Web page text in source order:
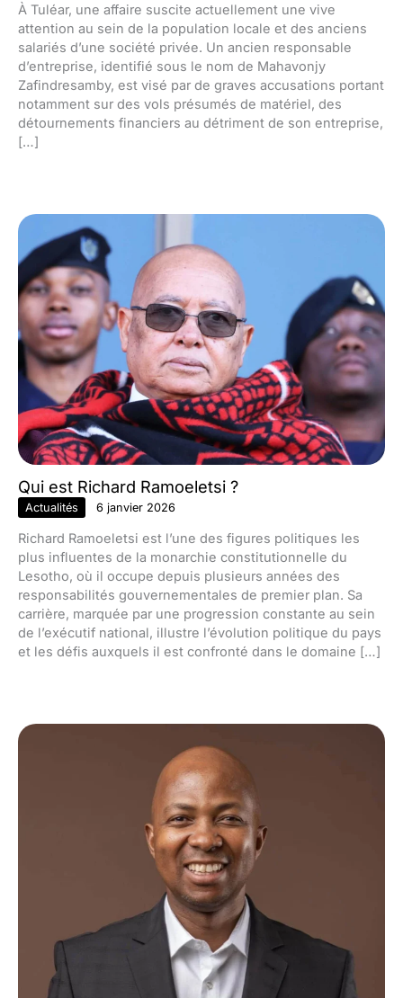
À Tuléar, une affaire suscite actuellement une vive
attention au sein de la population locale et des anciens
salariés d’une société privée. Un ancien responsable
d’entreprise, identifié sous le nom de Mahavonjy
Zafindresamby, est visé par de graves accusations portant
notamment sur des vols présumés de matériel, des
détournements financiers au détriment de son entreprise,
[…]
Qui est Richard Ramoeletsi ?
Actualités 6 janvier 2026
Richard Ramoeletsi est l’une des figures politiques les
plus influentes de la monarchie constitutionnelle du
Lesotho, où il occupe depuis plusieurs années des
responsabilités gouvernementales de premier plan. Sa
carrière, marquée par une progression constante au sein
de l’exécutif national, illustre l’évolution politique du pays
et les défis auxquels il est confronté dans le domaine […]